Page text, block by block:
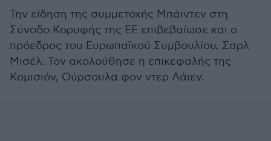
Την είδηση της συμμετοχής Μπάιντεν στη
Σύνοδο Κορυφής της ΕΕ επιβεβαίωσε και ο
πρόεδρος του Ευρωπαϊκού Συμβουλίου, Σαρλ
Μισέλ. Τον ακολούθησε η επικεφαλής της
Κομισιόν, Ούρσουλα φον ντερ Λάιεν.